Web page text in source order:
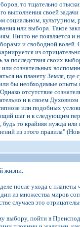
то тщательно
выполнения своей
культурном,
или выбора. Такое
Ничто не появляется и
и свободной
из
за последствия своих
сознательных
на планету Земля,
бы необходимые
отсутствие
и в своем
или подобных
шаг и к следующим
то крайняя нужда
из этого правила"
жизни.
после ухода с
из множества миров
случаев это
пойти в